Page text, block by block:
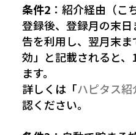
条件2 ：紹介経由（こ
登録後、登録月の末
告を利用し、翌月末
効」と記載されると
ます。
詳しくは「ハピタス紹
認ください。